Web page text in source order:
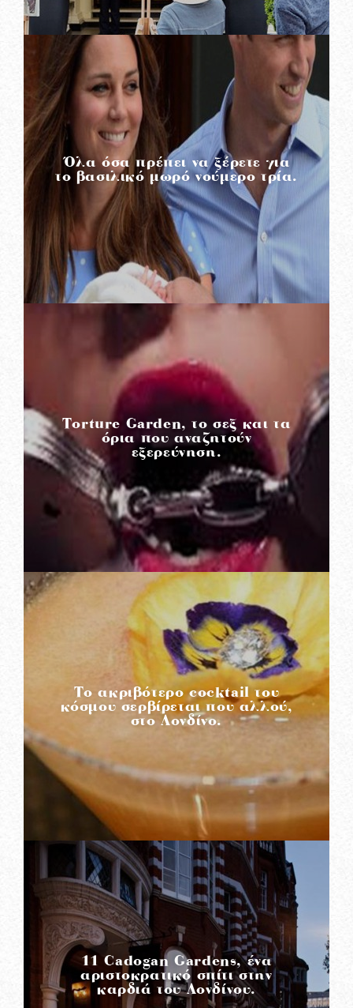
READ MORE
Όλα όσα πρέπει να ξέρετε για
το βασιλικό μωρό νούμερο τρία.
READ MORE
Torture Garden, το σεξ και τα
όρια που αναζητούν
εξερεύνηση.
READ MORE
Το ακριβότερο cocktail του
κόσμου σερβίρεται που αλλού,
στο Λονδίνο.
READ MORE
11 Cadogan Gardens, ένα
αριστοκρατικό σπίτι στην
καρδιά του Λονδίνου.